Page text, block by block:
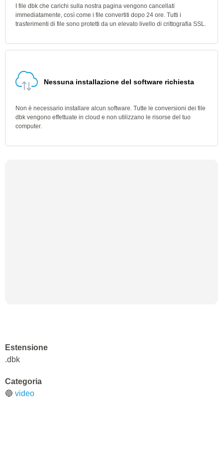
I file dbk che carichi sulla nostra pagina vengono cancellati
immediatamente, così come i file convertiti dopo 24 ore. Tutti i
trasferimenti di file sono protetti da un elevato livello di crittografia SSL.
Nessuna installazione del software richiesta
Non è necessario installare alcun software. Tutte le conversioni dei file
dbk vengono effettuate in cloud e non utilizzano le risorse del tuo
computer.
Estensione
.dbk
Categoria
🔵 video